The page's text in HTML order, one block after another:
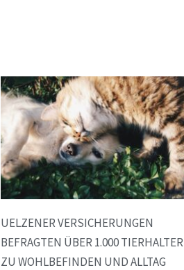
UELZENER VERSICHERUNGEN
BEFRAGTEN ÜBER 1.000 TIERHALTER
ZU WOHLBEFINDEN UND ALLTAG